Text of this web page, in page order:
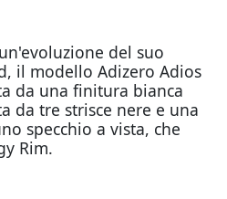
del suo
il modello Adizero Adios
da una finitura bianca
da tre strisce nere e una
specchio a vista, che
Rim.